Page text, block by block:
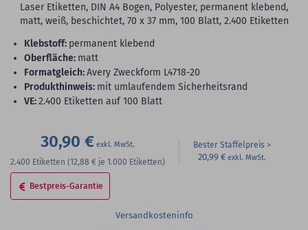
Laser Etiketten, DIN A4 Bogen, Polyester, permanent klebend,
matt, weiß, beschichtet, 70 x 37 mm, 100 Blatt, 2.400 Etiketten
Klebstoff: permanent klebend
Oberfläche: matt
Formatgleich:Avery Zweckform L4718-20
Produkthinweis: mit umlaufendem Sicherheitsrand
VE:2.400 Etiketten auf 100 Blatt
30,90 €
2.400 Etiketten (12,88 € je 1.000 Etiketten)
Bester Staffelpreis
20,99 €
Bestpreis-Garantie
Versandkosteninfo